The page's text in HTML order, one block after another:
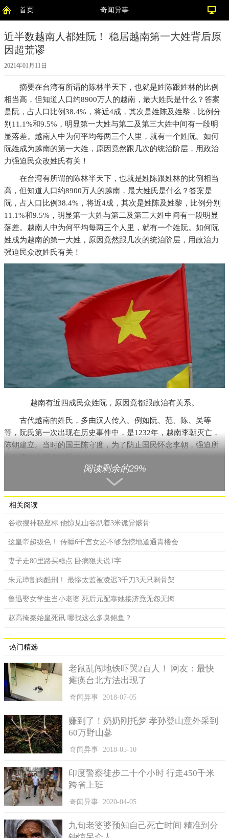
首页 奇闻异事
近半数越南人都姓阮！ 稳居越南第一大姓背后原
因超荒谬
2021年01月11日
摘要在台湾有所谓的陈林半天下，也就是姓陈跟姓林的比例
相当高，但知道人口约8900万人的越南，最大姓氏是什么？答案
是阮，占人口比例38.4%，将近4成，其次是姓陈及姓黎，比例分
别11.1%和9.5%，明显第一大姓与第二及第三大姓中间有一段明
显落差。越南人中为何平均每两三个人里，就有一个姓阮。如何
阮姓成为越南的第一大姓，原因竟然跟几次的统治阶层，用政治
力强迫民众改姓氏有关！
在台湾有所谓的陈林半天下，也就是姓陈跟姓林的比例相当
高，但知道人口约8900万人的越南，最大姓氏是什么？答案是
阮，占人口比例38.4%，将近4成，其次是姓陈及姓黎，比例分别
11.1%和9.5%，明显第一大姓与第二及第三大姓中间有一段明显
落差。越南人中为何平均每两三个人里，就有一个姓阮。如何阮
姓成为越南的第一大姓，原因竟然跟几次的统治阶层，用政治力
强迫民众改姓氏有关！
越南有近四成民众姓阮，原因竟都跟政治有关系。
古代越南的姓氏，多由汉人传入。例如阮、范、陈、吴等
等，阮氏第一次出现在历史事件中，是1232年，越南李朝灭亡，
陈朝建立。当时的国王陈守度，为了防止国民怀念李朝，强迫所
此后这样的事情又发生过几次。如：1400年，推翻陈朝的胡
朝被明朝讨平，所有胡姓人都改姓阮。1592年，莫朝亡，莫姓子
孙改姓阮。1778年，郑氏在与阮氏的战争中落败，郑姓也改姓了
250年。阮氏因此更加繁盛。
1887年，法属印度支那正式形成。阮氏王朝成为傀儡。开始
没有姓，给统计带来很大麻烦，于是法国人给所有没姓的越南人
都按上了当时已经是最常见的姓——阮。
这让阮姓有了压倒性优势，打下了决定性的基础。阮姓也从
的第二、三大姓氏，陈和黎，人口比例就分别是13%和9%。阮姓
可以达到40%，跟法国人的统治有着很大的关联。
阅读剩余的29%
相关阅读
谷歌搜神秘座标 他惊见山谷趴着3米诡异骸骨
这皇帝超级色！ 传睡6千宫女还不够竟挖地道通青楼会
妻子走80里路买糕点 卧病狠夫说1字
朱元璋割肉酷刑！ 最惨太监被凌迟3千刀3天只剩骨架
鲁迅娶女学生当小老婆 死后元配靠她接济竟无怨无悔
赵高掩秦始皇死讯 哪找这么多臭鲍鱼？
热门精选
老鼠乱闯地铁吓哭2百人！ 网友：最快
瘫痪台北方法出现了
奇闻异事 2018-07-05
赚到了！奶奶刚托梦 孝孙登山意外采到
60万野山蔘
奇闻异事 2018-05-10
印度警察徒步二十个小时 行走450千米
跨省上班
奇闻异事 2020-04-05
九旬老婆婆预知自己死亡时间 精准到分